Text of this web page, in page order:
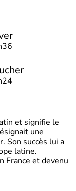
et signifie le
une
Son succès lui a
latine.
France et devenu